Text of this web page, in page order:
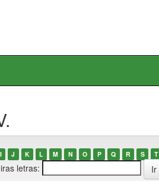
I J K L M N O P Q R S T
letras: